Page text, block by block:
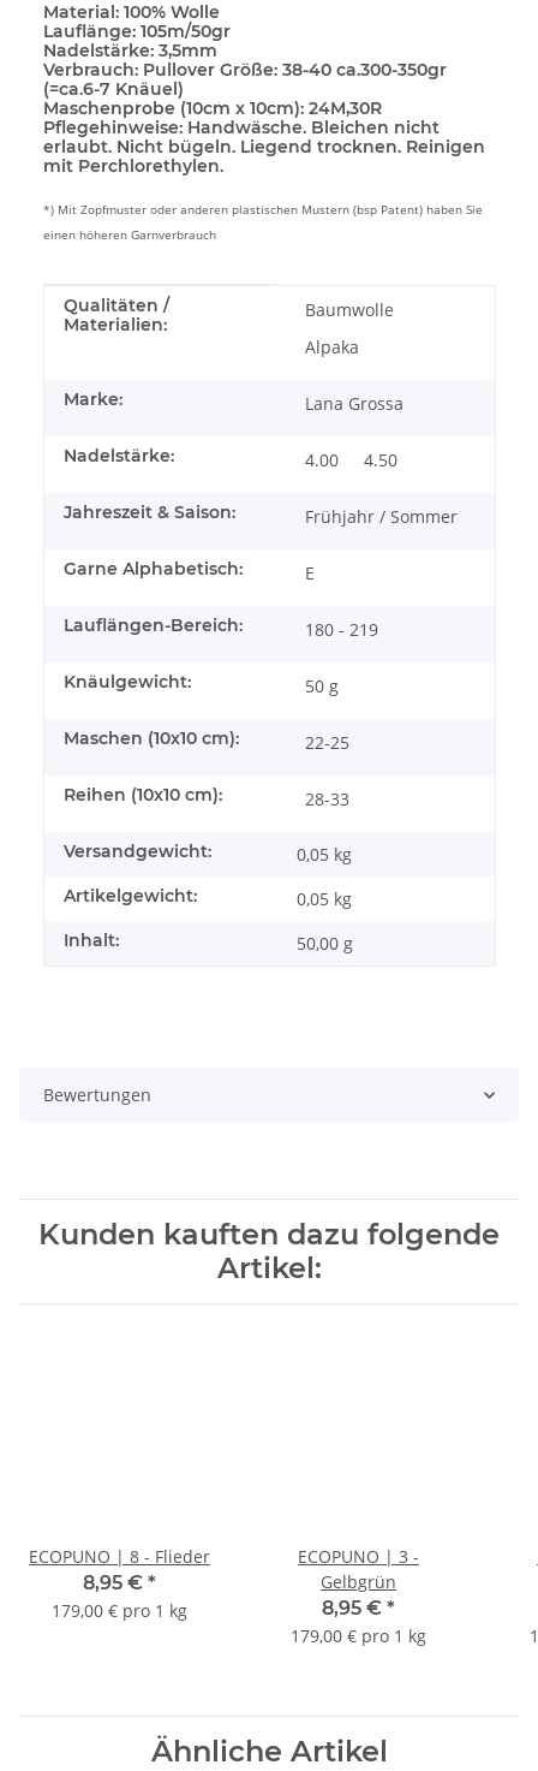
Material: 100% Wolle
Lauflänge: 105m/50gr
Nadelstärke: 3,5mm
Verbrauch: Pullover Größe: 38-40 ca.300-350gr
(=ca.6-7 Knäuel)
Maschenprobe (10cm x 10cm): 24M,30R
Pflegehinweise: Handwäsche. Bleichen nicht
erlaubt. Nicht bügeln. Liegend trocknen. Reinigen
mit Perchlorethylen.
*) Mit Zopfmuster oder anderen plastischen Mustern (bsp Patent) haben Sie
einen höheren Garnverbrauch
Produkteigenschaft
Wert
Qualitäten /
Materialien:
Baumwolle
Alpaka
Marke: Lana Grossa
Nadelstärke: 4.00 4.50
Jahreszeit & Saison: Frühjahr / Sommer
Garne Alphabetisch: E
Lauflängen-Bereich: 180 - 219
Knäulgewicht: 50 g
Maschen (10x10 cm): 22-25
Reihen (10x10 cm): 28-33
Versandgewicht: 0,05 kg
Artikelgewicht: 0,05 kg
Inhalt: 50,00 g
Bewertungen
Kunden kauften dazu folgende
Artikel:
ECOPUNO | 8 - Flieder
8,95 € *
179,00 € pro 1 kg
ECOPUNO | 3 -
Gelbgrün
8,95 € *
179,00 € pro 1 kg
Ähnliche Artikel